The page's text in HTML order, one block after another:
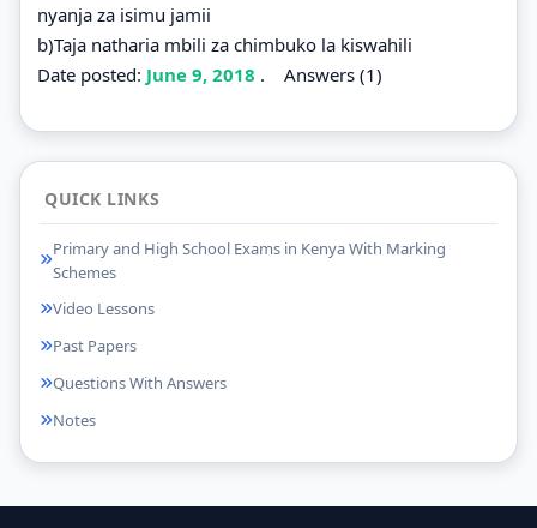
nyanja za isimu jamii
b)Taja natharia mbili za chimbuko la kiswahili
Date posted: June 9, 2018 . Answers (1)
QUICK LINKS
Primary and High School Exams in Kenya With Marking
Schemes
Video Lessons
Past Papers
Questions With Answers
Notes